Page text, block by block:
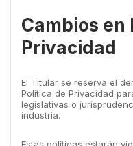
Cambios en
Privacidad
El Titular se reserva el
Política de Privacidad
legislativas o
industria.
Estas políticas estarán